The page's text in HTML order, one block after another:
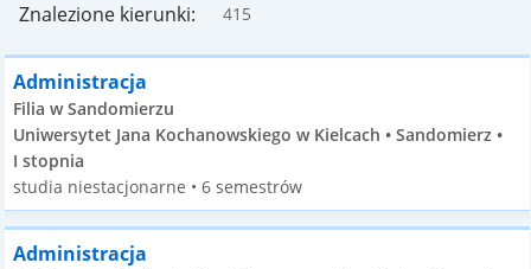
Znalezione kierunki: 415
Administracja
Filia w Sandomierzu
Uniwersytet Jana Kochanowskiego w Kielcach • Sandomierz •
I stopnia
studia niestacjonarne • 6 semestrów
Administracja